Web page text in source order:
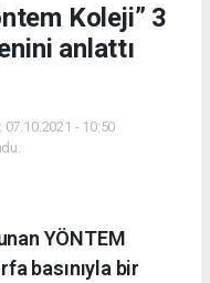
Koleji” 3
anlattı
07.10.2021 - 10:50
YÖNTEM
basınıyla bir